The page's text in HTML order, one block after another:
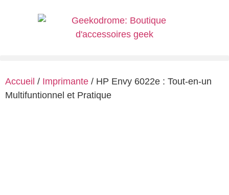
Accueil / Imprimante / HP Envy 6022e : Tout-en-un
Multifuntionnel et Pratique